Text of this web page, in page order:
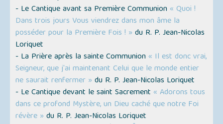
- Le Cantique avant sa Première Communion « Quoi !
Dans trois jours Vous viendrez dans mon âme la
posséder pour la Première Fois ! » du R. P. Jean-Nicolas
Loriquet
- La Prière après la sainte Communion « Il est donc vrai,
Seigneur, que j'ai maintenant Celui que le monde entier
ne saurait renfermer » du R. P. Jean-Nicolas Loriquet
- Le Cantique devant le saint Sacrement « Adorons tous
dans ce profond Mystère, un Dieu caché que notre Foi
révère » du R. P. Jean-Nicolas Loriquet